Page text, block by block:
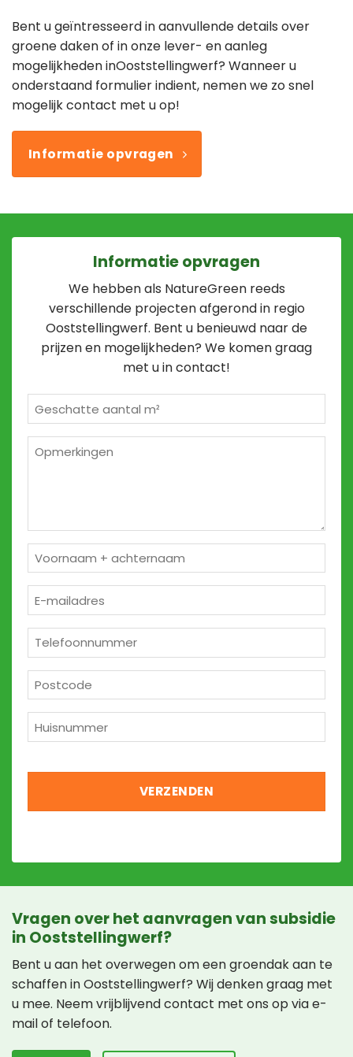
Bent u geïntresseerd in aanvullende details over
groene daken of in onze lever- en aanleg
mogelijkheden inOoststellingwerf? Wanneer u
onderstaand formulier indient, nemen we zo snel
mogelijk contact met u op!
Informatie opvragen
Informatie opvragen
We hebben als NatureGreen reeds
verschillende projecten afgerond in regio
Ooststellingwerf. Bent u benieuwd naar de
prijzen en mogelijkheden? We komen graag
met u in contact!
m²
Naam
*
mailadres
*
*
*
Vragen over het aanvragen van subsidie
in Ooststellingwerf?
Bent u aan het overwegen om een groendak aan te
schaffen in Ooststellingwerf? Wij denken graag met
u mee. Neem vrijblijvend contact met ons op via e-
mail of telefoon.